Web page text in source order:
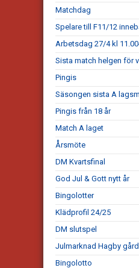
Matchdag
Spelare till F11/12
Arbetsdag 27/4 kl
Sista match helgen för
Pingis
Säsongen sista A
Pingis från 18 år
Match A laget
Årsmöte
DM Kvartsfinal
God Jul & Gott nytt år
Bingolotter
Klädprofil 24/25
DM slutspel
Julmarknad Hagby gård
Bingolotto